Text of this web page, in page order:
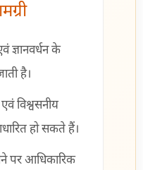
ज्ञानवर्धन के
है।
विश्वसनीय
हो सकते हैं।
पर आधिकारिक